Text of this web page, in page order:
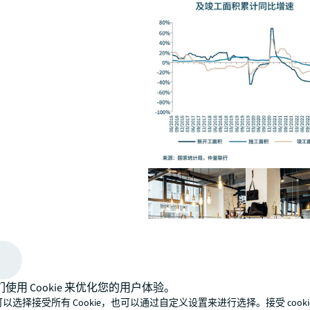
使用 Cookie 来优化您的用户体验。
选择接受所有 Cookie，也可以通过自定义设置来进行选择。接受